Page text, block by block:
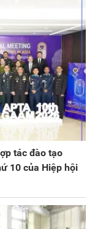
tác đào tạo
10 của Hiệp hội